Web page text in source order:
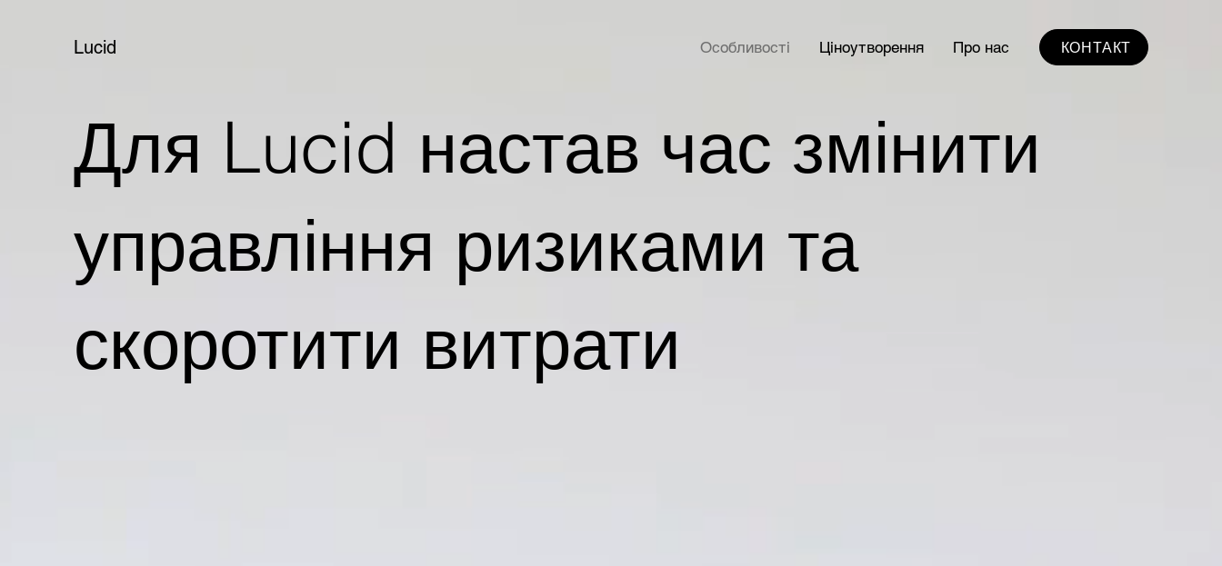
Lucid Особливості Ціноутворення Про нас КОНТАКТ
Для Lucid настав час змінити
управління ризиками та
скоротити витрати